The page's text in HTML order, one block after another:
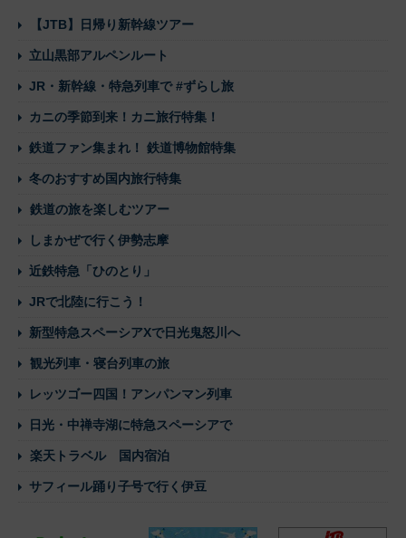
【JTB】日帰り新幹線ツアー
立山黒部アルペンルート
JR・新幹線・特急列車で #ずらし旅
カニの季節到来！カニ旅行特集！
鉄道ファン集まれ！ 鉄道博物館特集
冬のおすすめ国内旅行特集
鉄道の旅を楽しむツアー
しまかぜで行く伊勢志摩
近鉄特急「ひのとり」
JRで北陸に行こう！
新型特急スペーシアXで日光鬼怒川へ
観光列車・寝台列車の旅
レッツゴー四国！アンパンマン列車
日光・中禅寺湖に特急スペーシアで
楽天トラベル 国内宿泊
サフィール踊り子号で行く伊豆